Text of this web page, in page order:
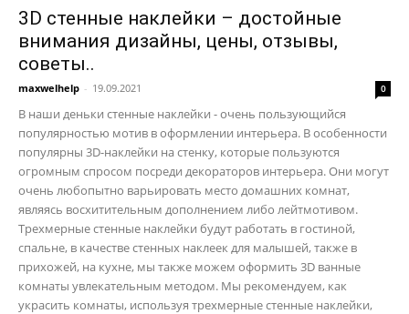
3D стенные наклейки – достойные
внимания дизайны, цены, отзывы,
советы..
maxwelhelp - 19.09.2021 0
В наши деньки стенные наклейки - очень пользующийся
популярностью мотив в оформлении интерьера. В особенности
популярны 3D-наклейки на стенку, которые пользуются
огромным спросом посреди декораторов интерьера. Они могут
очень любопытно варьировать место домашних комнат,
являясь восхитительным дополнением либо лейтмотивом.
Трехмерные стенные наклейки будут работать в гостиной,
спальне, в качестве стенных наклеек для малышей, также в
прихожей, на кухне, мы также можем оформить 3D ванные
комнаты увлекательным методом. Мы рекомендуем, как
украсить комнаты, используя трехмерные стенные наклейки,